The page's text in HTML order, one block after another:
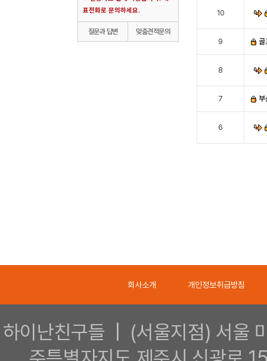
표전화로 문의하세요.
질문과 답변 맞춤견적문의
10
9 골
8
7 부
6
회사소개 개인정보취급방침
하이난친구들 | (서울지점) 서울